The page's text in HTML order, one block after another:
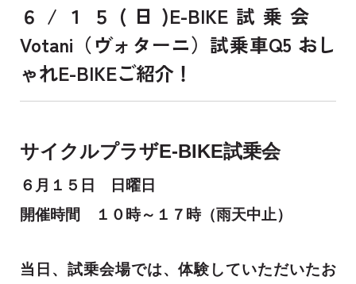
６/１５(日)E-BIKE試乗会
Votani（ヴォターニ）試乗車Q5 おし
ゃれE-BIKEご紹介！
サイクルプラザE-BIKE試乗会
６月１５日 日曜日
開催時間 １０時～１７時（雨天中止）
当日、試乗会場では、体験していただいたお